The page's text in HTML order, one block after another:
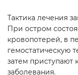
Тактика лечения
При остром
кровопотерей, в
гемостатическую
затем приступают
заболевания.